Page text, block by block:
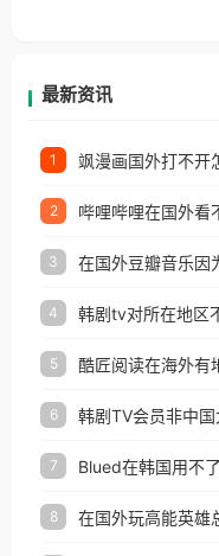
最新资讯
1
2
3 在国外豆瓣音乐因
4
5
6
7
8